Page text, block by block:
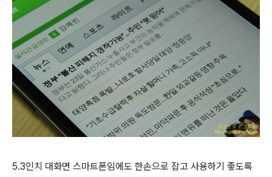
5.3인치 대화면 스마트폰임에도 한손으로 잡고 사용하기 좋도록